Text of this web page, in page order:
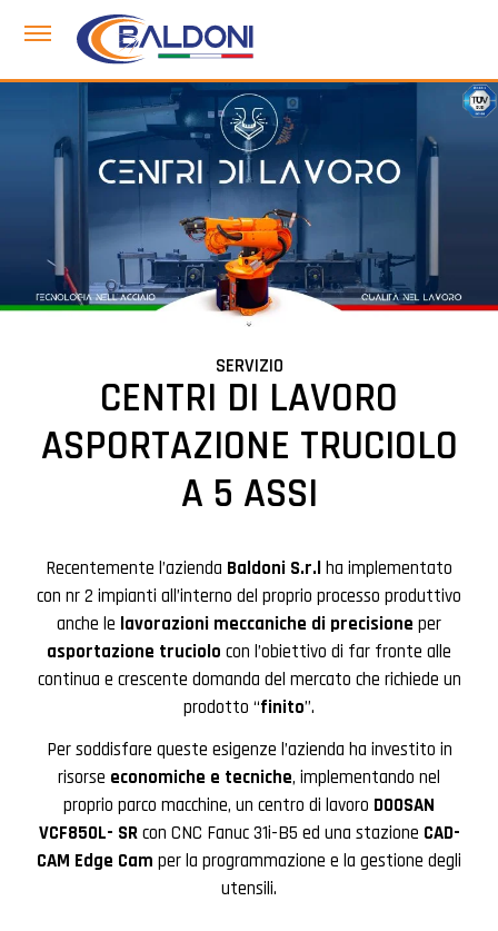
SERVIZIO
CENTRI DI LAVORO
ASPORTAZIONE TRUCIOLO
A 5 ASSI
Recentemente l’azienda Baldoni S.r.lha implementato
con nr 2 impianti all’interno del proprio processo produttivo
anche le lavorazioni meccaniche di precisione per
asportazione truciolo con l’obiettivo di far fronte alle
continua e crescente domanda del mercato che richiede un
prodotto “finito”.
Per soddisfare queste esigenze l’azienda ha investito in
risorse economiche e tecniche, implementando nel
proprio parco macchine, un centro di lavoro DOOSAN
VCF850L- SRcon CNC Fanuc 31i-B5 ed una stazione CAD-
CAM Edge Cam per la programmazione e la gestione degli
utensili.